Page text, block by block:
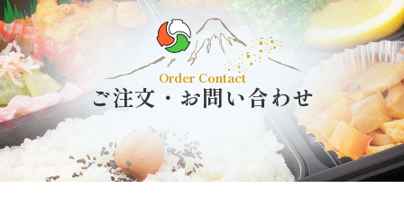
Order Contact
ご注文・お問い合わせ